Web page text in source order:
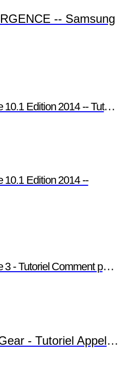
-- Samsung
2014 -- Tutoriel Pen Window
10.1 Edition 2014 --
paramétrer votre Note 3
Appels et Messages